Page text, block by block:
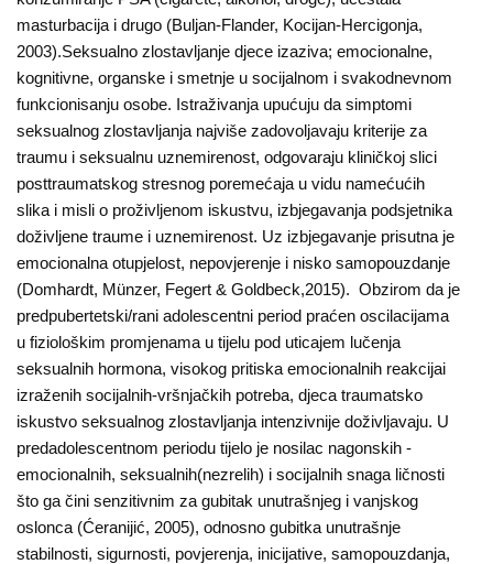
masturbacija i drugo (Buljan-Flander, Kocijan-Hercigonja,
2003).Seksualno zlostavljanje djece izaziva; emocionalne,
kognitivne, organske i smetnje u socijalnom i svakodnevnom
funkcionisanju osobe. Istraživanja upućuju da simptomi
seksualnog zlostavljanja najviše zadovoljavaju kriterije za
traumu i seksualnu uznemirenost, odgovaraju kliničkoj slici
posttraumatskog stresnog poremećaja u vidu namećućih
slika i misli o proživljenom iskustvu, izbjegavanja podsjetnika
doživljene traume i uznemirenost. Uz izbjegavanje prisutna je
emocionalna otupjelost, nepovjerenje i nisko samopouzdanje
(Domhardt, Münzer, Fegert & Goldbeck,2015). Obzirom da je
predpubertetski/rani adolescentni period praćen oscilacijama
u fiziološkim promjenama u tijelu pod uticajem lučenja
seksualnih hormona, visokog pritiska emocionalnih reakcijai
izraženih socijalnih-vršnjačkih potreba, djeca traumatsko
iskustvo seksualnog zlostavljanja intenzivnije doživljavaju. U
predadolescentnom periodu tijelo je nosilac nagonskih -
emocionalnih, seksualnih(nezrelih) i socijalnih snaga ličnosti
što ga čini senzitivnim za gubitak unutrašnjeg i vanjskog
oslonca (Ćeranijić, 2005), odnosno gubitka unutrašnje
stabilnosti, sigurnosti, povjerenja, inicijative, samopouzdanja,